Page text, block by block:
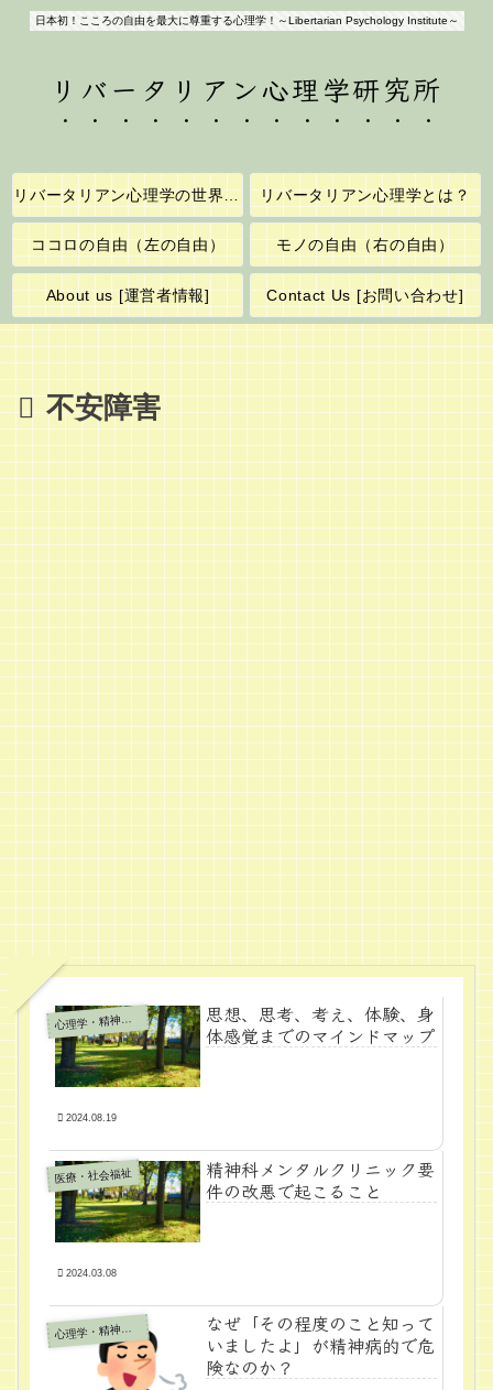
日本初！こころの自由を最大に尊重する心理学！～Libertarian Psychology Institute～
リバータリアン心理学研究所
リバータリアン心理学の世界へようこそ！ リバータリアン心理学とは？
ココロの自由（左の自由） モノの自由（右の自由）
About us [運営者情報] Contact Us [お問い合わせ]
不安障害
心
理学・精神医学
思想、思考、考え、体験、身
体感覚までのマインドマップ
2024.08.19
医療・社会福祉
精神科メンタルクリニック要
件の改悪で起こること
2024.03.08
心
理学・精神医学
なぜ「その程度のこと知って
いましたよ」が精神病的で危
険なのか？